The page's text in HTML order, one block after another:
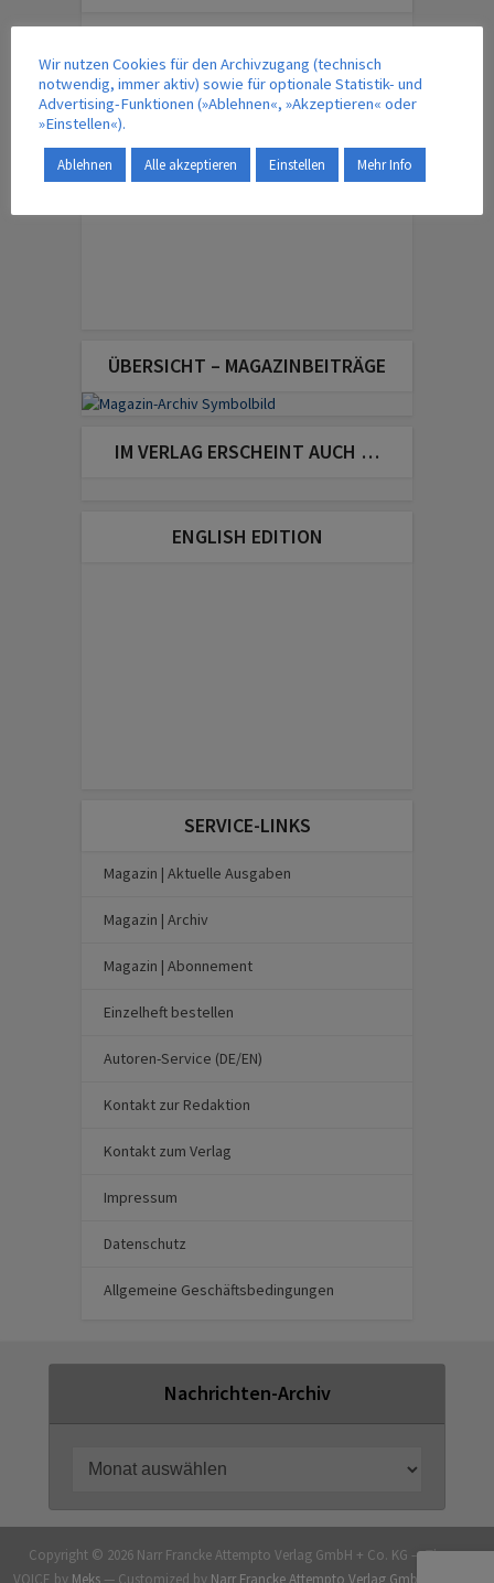
DAS AKTUELLE MAGAZIN
ÜBERSICHT – MAGAZINBEITRÄGE
IM VERLAG ERSCHEINT AUCH …
ENGLISH EDITION
SERVICE-LINKS
Magazin | Aktuelle Ausgaben
Magazin | Archiv
Magazin | Abonnement
Einzelheft bestellen
Autoren-Service (DE/EN)
Kontakt zur Redaktion
Kontakt zum Verlag
Impressum
Datenschutz
Allgemeine Geschäftsbedingungen
Nachrichten-Archiv
Copyright © 2026 Narr Francke Attempto Verlag GmbH + Co. KG — Theme
VOICE by Meks— Customized by Narr Francke Attempto Verlag GmbH + Co. KG
Wir nutzen Cookies für den Archivzugang (technisch
notwendig, immer aktiv) sowie für optionale Statistik- und
Advertising-Funktionen (»Ablehnen«, »Akzeptieren« oder
»Einstellen«).
Ablehnen Alle akzeptieren Einstellen Mehr Info